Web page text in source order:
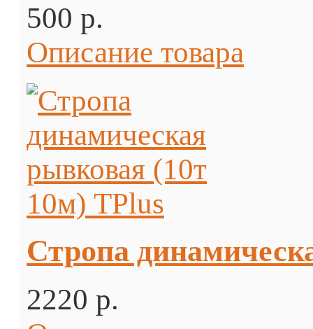
500 p.
Описание товара
Стропа
2220 p.